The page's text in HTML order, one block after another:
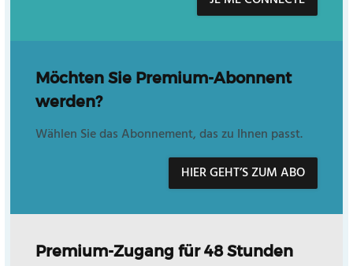
Möchten Sie Premium-Abonnent
werden?
Wählen Sie das Abonnement, das zu Ihnen passt.
HIER GEHT’S ZUM ABO
Premium-Zugang für 48 Stunden